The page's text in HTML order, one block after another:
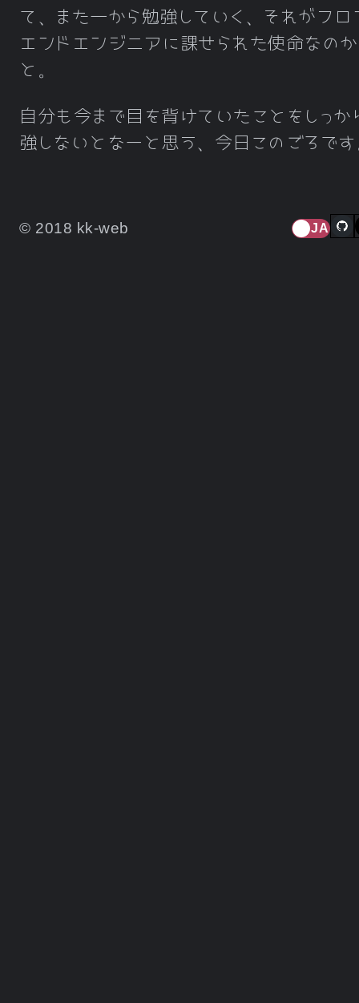
て、また一から勉強していく、それがフロ
エンドエンジニアに課せられた使命なの
と。
自分も今まで目を背けていたことをしっか
強しないとなーと思う、今日このごろで
© 2018 kk-web JA